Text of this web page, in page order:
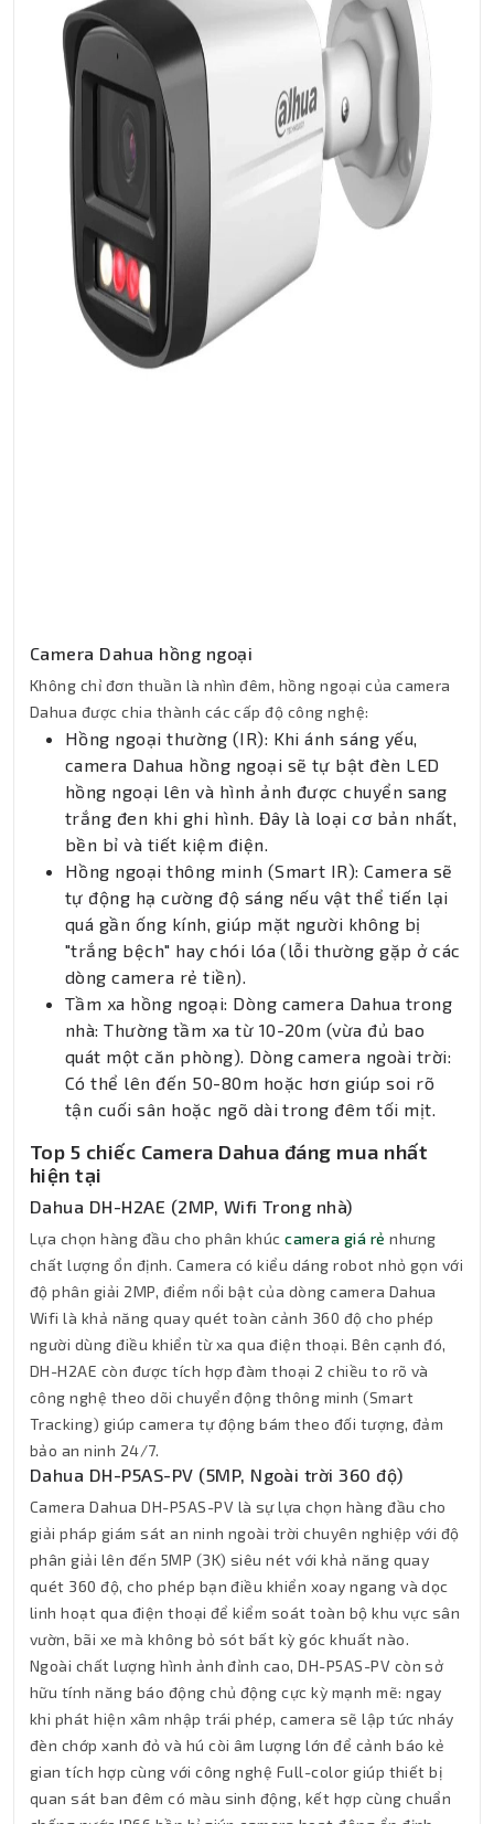
Camera Dahua hồng ngoại
Không chỉ đơn thuần là nhìn đêm, hồng ngoại của camera
Dahua được chia thành các cấp độ công nghệ:
Hồng ngoại thường (IR): Khi ánh sáng yếu,
camera Dahua hồng ngoại sẽ tự bật đèn LED
hồng ngoại lên và hình ảnh được chuyển sang
trắng đen khi ghi hình. Đây là loại cơ bản nhất,
bền bỉ và tiết kiệm điện.
Hồng ngoại thông minh (Smart IR): Camera sẽ
tự động hạ cường độ sáng nếu vật thể tiến lại
quá gần ống kính, giúp mặt người không bị
"trắng bệch" hay chói lóa (lỗi thường gặp ở các
dòng camera rẻ tiền).
Tầm xa hồng ngoại: Dòng camera Dahua trong
nhà: Thường tầm xa từ 10-20m (vừa đủ bao
quát một căn phòng). Dòng camera ngoài trời:
Có thể lên đến 50-80m hoặc hơn giúp soi rõ
tận cuối sân hoặc ngõ dài trong đêm tối mịt.
Top 5 chiếc Camera Dahua đáng mua nhất
hiện tại
Dahua DH-H2AE (2MP, Wifi Trong nhà)
Lựa chọn hàng đầu cho phân khúccamera giá rẻ nhưng
chất lượng ổn định. Camera có kiểu dáng robot nhỏ gọn với
độ phân giải 2MP, điểm nổi bật của dòng camera Dahua
Wifi là khả năng quay quét toàn cảnh 360 độ cho phép
người dùng điều khiển từ xa qua điện thoại. Bên cạnh đó,
DH-H2AE còn được tích hợp đàm thoại 2 chiều to rõ và
công nghệ theo dõi chuyển động thông minh (Smart
Tracking) giúp camera tự động bám theo đối tượng, đảm
bảo an ninh 24/7.
Dahua DH-P5AS-PV (5MP, Ngoài trời 360 độ)
Camera Dahua DH-P5AS-PV là sự lựa chọn hàng đầu cho
giải pháp giám sát an ninh ngoài trời chuyên nghiệp với độ
phân giải lên đến 5MP (3K) siêu nét với khả năng quay
quét 360 độ, cho phép bạn điều khiển xoay ngang và dọc
linh hoạt qua điện thoại để kiểm soát toàn bộ khu vực sân
vườn, bãi xe mà không bỏ sót bất kỳ góc khuất nào.
Ngoài chất lượng hình ảnh đỉnh cao, DH-P5AS-PV còn sở
hữu tính năng báo động chủ động cực kỳ mạnh mẽ: ngay
khi phát hiện xâm nhập trái phép, camera sẽ lập tức nháy
đèn chớp xanh đỏ và hú còi âm lượng lớn để cảnh báo kẻ
gian tích hợp cùng với công nghệ Full-color giúp thiết bị
quan sát ban đêm có màu sinh động, kết hợp cùng chuẩn